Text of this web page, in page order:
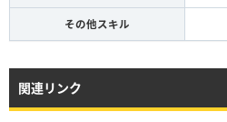
その他スキル
関連リンク